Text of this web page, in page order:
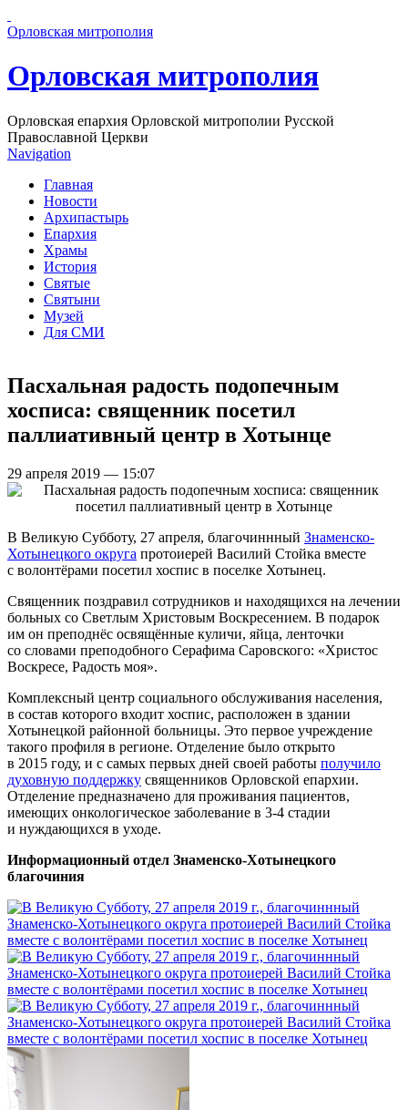
Орловская митрополия
Орловская митрополия
Орловская епархия Орловской митрополии Русской
Православной Церкви
Navigation
Главная
Новости
Архипастырь
Епархия
Храмы
История
Святые
Святыни
Музей
Для СМИ
Пасхальная радость подопечным
хосписа: священник посетил
паллиативный центр в Хотынце
29 апреля 2019 — 15:07
В Великую Субботу, 27 апреля, благочиннный Знаменско-
Хотынецкого округа протоиерей Василий Стойка вместе
с волонтёрами посетил хоспис в поселке Хотынец.
Священник поздравил сотрудников и находящихся на лечении
больных со Светлым Христовым Воскресением. В подарок
им он преподнёс освящённые куличи, яйца, ленточки
со словами преподобного Серафима Саровского: «Христос
Воскресе, Радость моя».
Комплексный центр социального обслуживания населения,
в состав которого входит хоспис, расположен в здании
Хотынецкой районной больницы. Это первое учреждение
такого профиля в регионе. Отделение было открыто
в 2015 году, и с самых первых дней своей работы получило
духовную поддержку священников Орловской епархии.
Отделение предназначено для проживания пациентов,
имеющих онкологическое заболевание в 3-4 стадии
и нуждающихся в уходе.
Информационный отдел Знаменско-Хотынецкого
благочиния